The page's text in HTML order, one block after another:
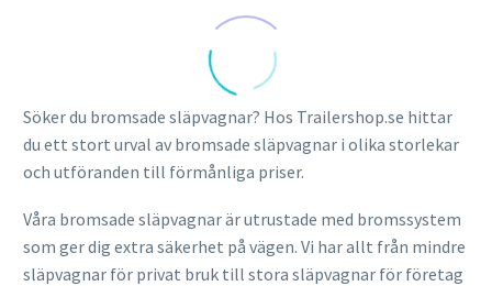
Söker du bromsade släpvagnar? Hos Trailershop.se hittar
du ett stort urval av bromsade släpvagnar i olika storlekar
och utföranden till förmånliga priser.
Våra bromsade släpvagnar är utrustade med bromssystem
som ger dig extra säkerhet på vägen. Vi har allt från mindre
släpvagnar för privat bruk till stora släpvagnar för företag